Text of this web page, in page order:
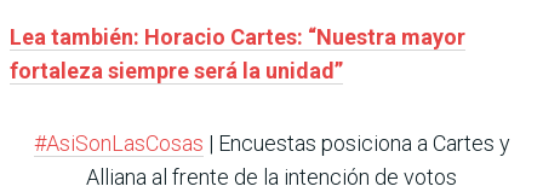
Lea también: Horacio Cartes: “Nuestra mayor
fortaleza siempre será la unidad”
#AsiSonLasCosas | Encuestas posiciona a Cartes y
Alliana al frente de la intención de votos